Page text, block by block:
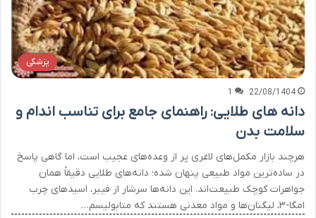
پزشکی
22/08/1404
1
دانه های طلایی: راهنمای جامع برای تناسب اندام و
سلامت بدن
هرچند بازار مکمل‌های لاغری پر از وعده‌های عجیب است، اما گاهی پاسخ
در ساده‌ترین مواد طبیعی پنهان شده؛ دانه‌های طلایی دقیقاً همان
جواهرات کوچک طبیعت‌اند. این دانه‌ها سرشار از فیبر، اسیدهای چرب
امگا-۳، لیگنان‌ها و مواد معدنی هستند که متابولیسم…